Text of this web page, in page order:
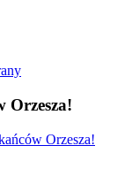
Orzesza!
Orzesza!